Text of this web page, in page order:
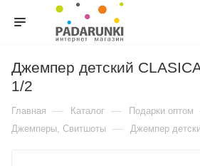
Джемпер детский
1/2
Главная — Каталог — Подарки оптом
Джемперы, Свитшоты — Джемпер